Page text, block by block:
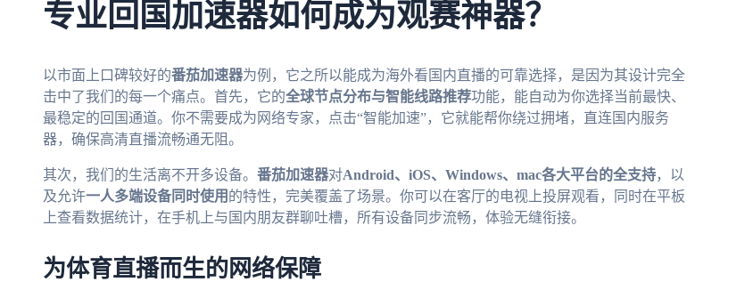
专业回国加速器如何成为观赛神器？
以市面上口碑较好的番茄加速器为例，它之所以能成为海外看国内直播的可靠选择，是因为其设计完全
击中了我们的每一个痛点。首先，它的全球节点分布与智能线路推荐功能，能自动为你选择当前最快、
最稳定的回国通道。你不需要成为网络专家，点击“智能加速”，它就能帮你绕过拥堵，直连国内服务
器，确保高清直播流畅通无阻。
其次，我们的生活离不开多设备。 番茄加速器对Android、iOS、Windows、mac各大平台的全支持，以
及允许一人多端设备同时使用 的特性，完美覆盖了场景。你可以在客厅的电视上投屏观看，同时在平板
上查看数据统计，在手机上与国内朋友群聊吐槽，所有设备同步流畅，体验无缝衔接。
为体育直播而生的网络保障